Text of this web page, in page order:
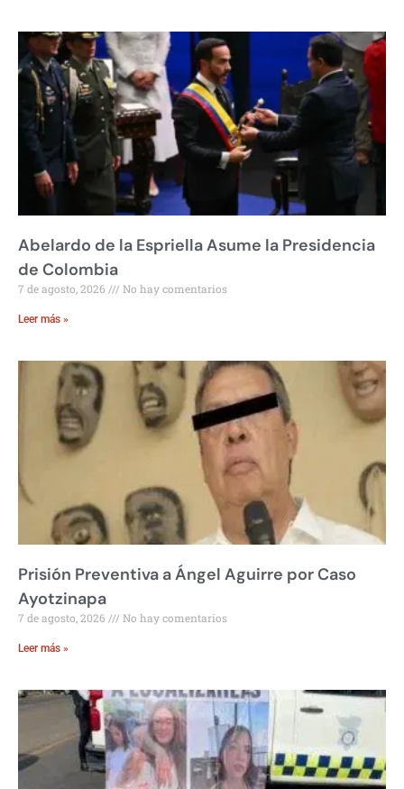
Abelardo de la Espriella Asume la Presidencia
de Colombia
7 de agosto, 2026 No hay comentarios
Leer más »
Prisión Preventiva a Ángel Aguirre por Caso
Ayotzinapa
7 de agosto, 2026 No hay comentarios
Leer más »